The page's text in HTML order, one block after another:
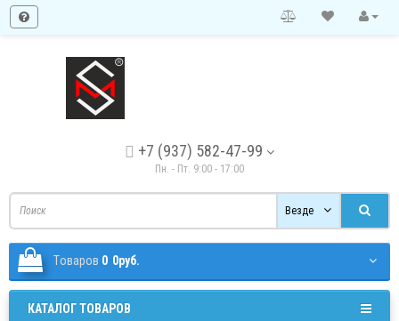
+7 (937) 582-47-99
Пн. - Пт. 9:00 - 17:00
Везде
Tоваров 0 0руб.
КАТАЛОГ ТОВАРОВ